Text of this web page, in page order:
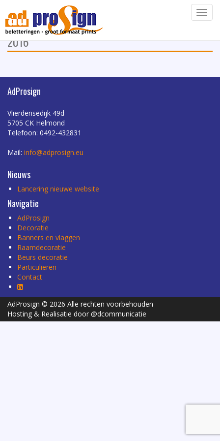
rolbanner_san_marcos_1
5 oktober
2016
AdProsign
Vlierdensedijk 49d
5705 CK Helmond
Telefoon: 0492-432831
Mail: info@adprosign.eu
Nieuws
Lancering nieuwe website
Navigatie
AdProsign
Decoratie
Banners en vlaggen
Raamdecoratie
Beurs decoratie
Particulieren
Contact
AdProsign © 2026 Alle rechten voorbehouden
Hosting & Realisatie door @dcommunicatie